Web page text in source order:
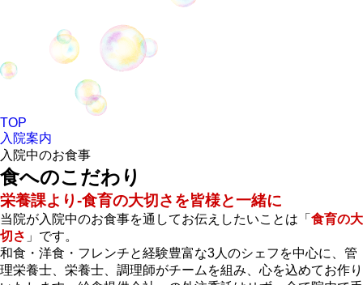
TOP
入院案内
入院中のお食事
食へのこだわり
栄養課より-食育の大切さを皆様と一緒に
当院が入院中のお食事を通してお伝えしたいことは「 食育の大
切さ 」です。
和食・洋食・フレンチと経験豊富な3人のシェフを中心に、管
理栄養士、栄養士、調理師がチームを組み、心を込めてお作り